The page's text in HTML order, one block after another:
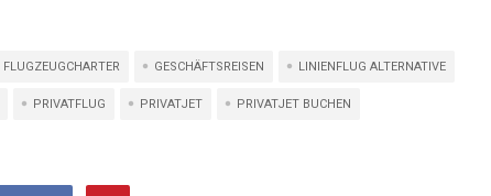
FLUGZEUGCHARTER GESCHÄFTSREISEN LINIENFLUG ALTERNATIVE
PRIVATFLUG PRIVATJET PRIVATJET BUCHEN